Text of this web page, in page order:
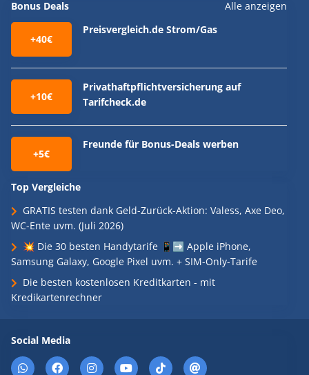
Bonus Deals Alle anzeigen
+40€
Preisvergleich.de Strom/Gas
+10€
Privathaftpflichtversicherung auf
Tarifcheck.de
+5€
Freunde für Bonus-Deals werben
Top Vergleiche
GRATIS testen dank Geld-Zurück-Aktion: Valess, Axe Deo,
WC-Ente uvm. (Juli 2026)
💥 Die 30 besten Handytarife 📱➡️ Apple iPhone,
Samsung Galaxy, Google Pixel uvm. + SIM-Only-Tarife
Die besten kostenlosen Kreditkarten - mit
Kredikartenrechner
Social Media